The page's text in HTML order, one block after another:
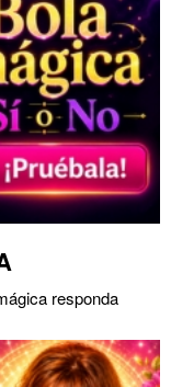
responda